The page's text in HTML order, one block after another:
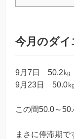
今月のダ
9月7日 50.2㎏
9月23日 50.0㎏
この間50.0～
まさに停滞期